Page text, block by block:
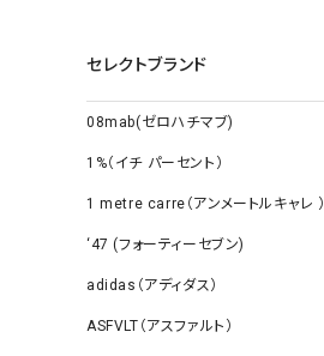
セレクトブランド
08mab(ゼロハチマブ)
1%（イチ パーセント）
1 metre carre（アンメートルキャレ ）
‘47 (フォーティーセブン)
adidas（アディダス）
ASFVLT（アスファルト）